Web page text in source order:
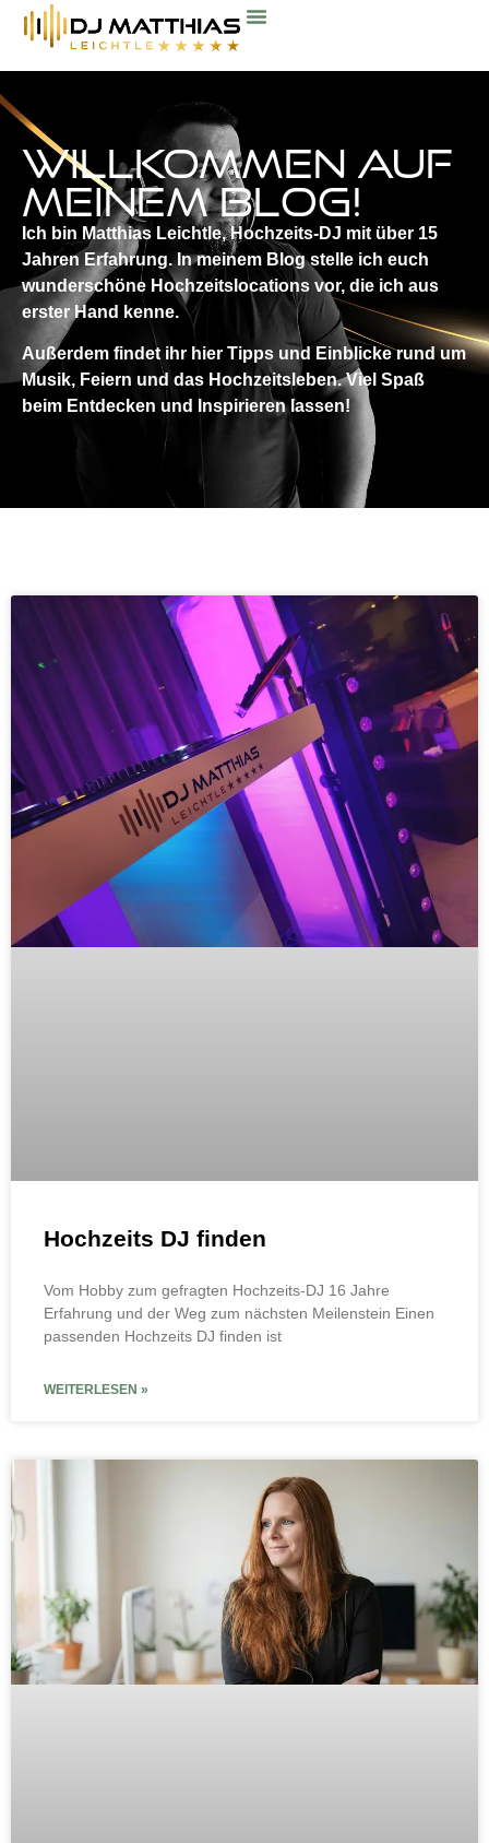
Willkommen auf
meinem Blog!
Ich bin Matthias Leichtle, Hochzeits-DJ mit über 15
Jahren Erfahrung. In meinem Blog stelle ich euch
wunderschöne Hochzeitslocations vor, die ich aus
erster Hand kenne.
Außerdem findet ihr hier Tipps und Einblicke rund um
Musik, Feiern und das Hochzeitsleben. Viel Spaß
beim Entdecken und Inspirieren lassen!
Hochzeits DJ finden
Vom Hobby zum gefragten Hochzeits-DJ 16 Jahre
Erfahrung und der Weg zum nächsten Meilenstein Einen
passenden Hochzeits DJ finden ist
WEITERLESEN »